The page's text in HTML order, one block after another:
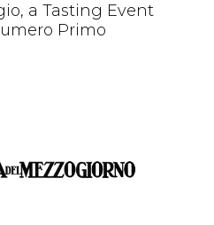
a Tasting Event
Primo